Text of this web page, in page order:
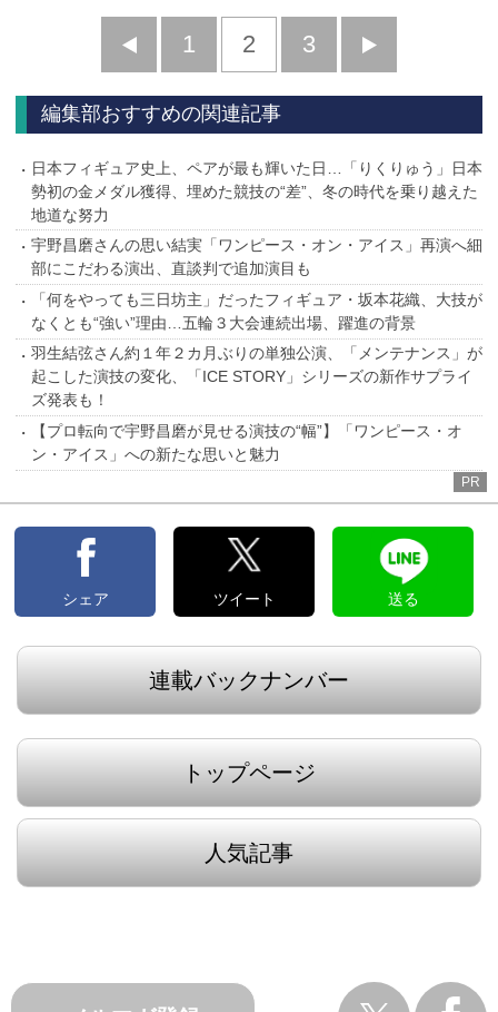
前
へ
1 2 3
へ
編集部おすすめの関連記事
日本フィギュア史上、ペアが最も輝いた日…「りくりゅう」日本
勢初の金メダル獲得、埋めた競技の“差”、冬の時代を乗り越えた
地道な努力
宇野昌磨さんの思い結実「ワンピース・オン・アイス」再演へ細
部にこだわる演出、直談判で追加演目も
「何をやっても三日坊主」だったフィギュア・坂本花織、大技が
なくとも“強い”理由…五輪３大会連続出場、躍進の背景
羽生結弦さん約１年２カ月ぶりの単独公演、「メンテナンス」が
起こした演技の変化、「ICE STORY」シリーズの新作サプライ
ズ発表も！
【プロ転向で宇野昌磨が見せる演技の“幅”】「ワンピース・オ
ン・アイス」への新たな思いと魅力
PR
シェア ツイート 送る
連載バックナンバー
トップページ
人気記事